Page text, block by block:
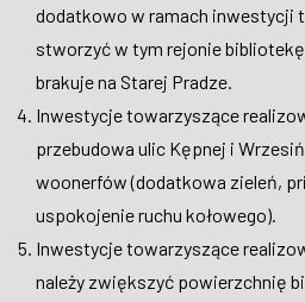
dodatkowo w ramach inwestycji
stworzyć w tym rejonie
brakuje na Starej Pradze.
Inwestycje towarzyszące
przebudowa ulic Kępnej i
woonerfów (dodatkowa zieleń,
uspokojenie ruchu kołowego).
Inwestycje towarzyszące
należy zwiększyć powierzchnię